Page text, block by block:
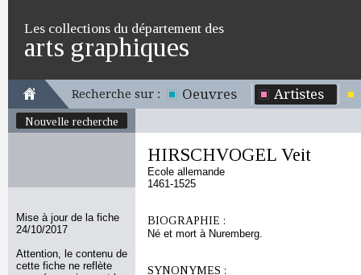
Les collections du département des
arts graphiques
Recherche sur : Oeuvres Artistes
Nouvelle recherche
Mise à jour de la fiche
24/10/2017
Attention, le contenu de
cette fiche ne reflète
HIRSCHVOGEL Veit
Ecole allemande
1461-1525
BIOGRAPHIE :
Né et mort à Nuremberg.
SYNONYMES :